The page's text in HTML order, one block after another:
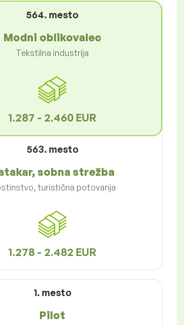
564. mesto
Modni oblikovalec
Tekstilna industrija
1.287 - 2.460 EUR
563. mesto
sobna strežba
turistična potovanja
1.278 - 2.482 EUR
1. mesto
Pilot